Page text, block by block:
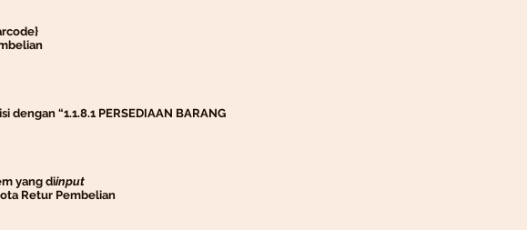
“1.1.8.1 PERSEDIAAN BARANG
yang diinput
Retur Pembelian